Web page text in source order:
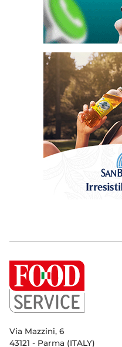
Via Mazzini, 6
43121 - Parma (ITALY)